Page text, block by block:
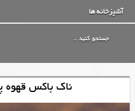
آشپزخانه ها
ناک باکس قهوه